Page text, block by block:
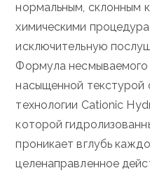
нормальным, склонным
химическими
исключительную
Формула несмываемого
насыщенной текстурой
технологии Cationic
которой
проникает вглубь
целенаправленное